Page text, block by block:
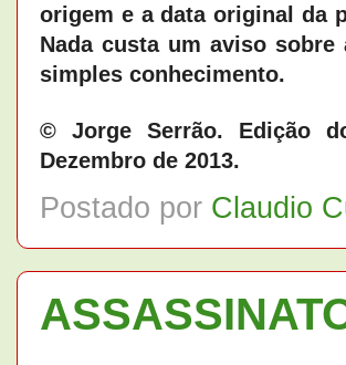
origem e a data original da
Nada custa um aviso
simples conhecimento.
© Jorge Serrão. Edição
Dezembro de 2013.
Postado por Claudio